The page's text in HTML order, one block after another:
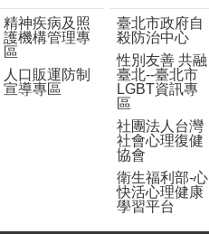
精神疾病及照
護機構管理專
區
人口販運防制
宣導專區
臺北市政府自
殺防治中心
性別友善 共融
臺北--臺北市
LGBT資訊專
區
社團法人台灣
社會心理復健
協會
衛生福利部-心
快活心理健康
學習平台